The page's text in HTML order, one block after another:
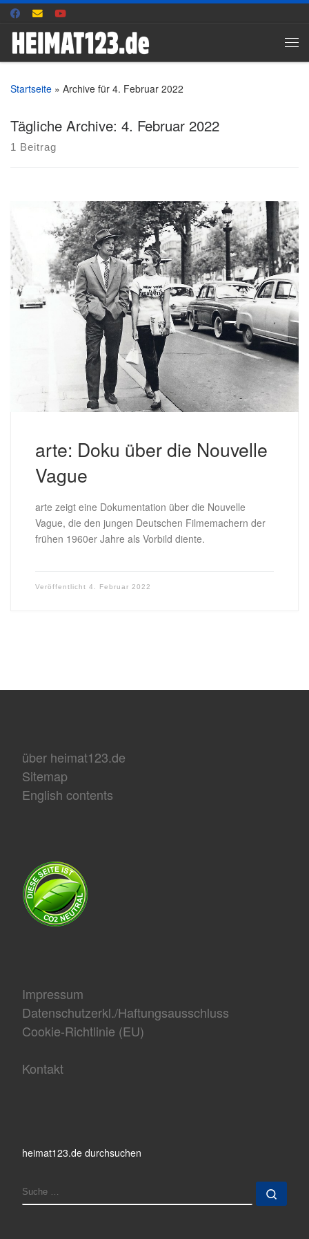
Zum Inhalt springen
Startseite » Archive für 4. Februar 2022
Tägliche Archive: 4. Februar 2022
1 Beitrag
arte: Doku über die Nouvelle
Vague
arte zeigt eine Dokumentation über die Nouvelle
Vague, die den jungen Deutschen Filmemachern der
frühen 1960er Jahre als Vorbild diente.
Veröffentlicht 4. Februar 2022
über heimat123.de
Sitemap
English contents
Impressum
Datenschutzerkl./Haftungsausschluss
Cookie-Richtlinie (EU)
Kontakt
heimat123.de durchsuchen
SUCHE